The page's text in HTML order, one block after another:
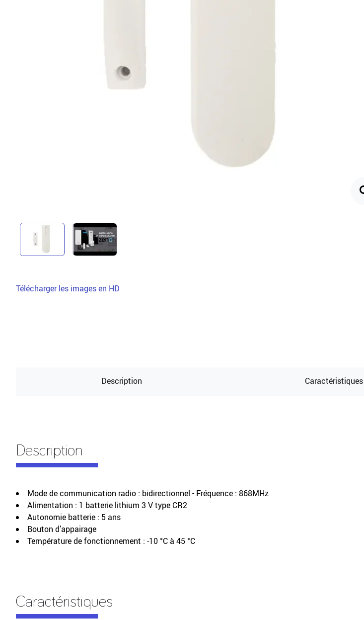
Télécharger les images en HD
Description Caractéristiques
Description
Mode de communication radio : bidirectionnel - Fréquence : 868MHz
Alimentation : 1 batterie lithium 3 V type CR2
Autonomie batterie : 5 ans
Bouton d’appairage
Température de fonctionnement : -10 °C à 45 °C
Caractéristiques